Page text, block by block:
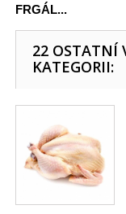
FRGÁL...
22 OSTATNÍ
KATEGORII: